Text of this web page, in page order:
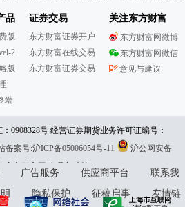
品
版
2
版
端
证券交易
东方财富证券开户
东方财富在线交易
东方财富证券交易
关注东方财富
东方财富网微博
东方财富网微信
意见与建议
0908328号 经营证券期货业务许可证编号：
和不良信息举报:021-61278686 举报邮箱：
备案号:沪ICP备05006054号-11
沪公网安备
东方财富网意见与建议:4000300059/952500
广告服务 供应商平台
联系我
隐私保护 征稿启事
友情链